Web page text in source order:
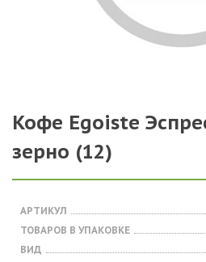
Кофе Egoiste
зерно (12)
АРТИКУЛ
ТОВАРОВ В УПАКОВКЕ
ВИД